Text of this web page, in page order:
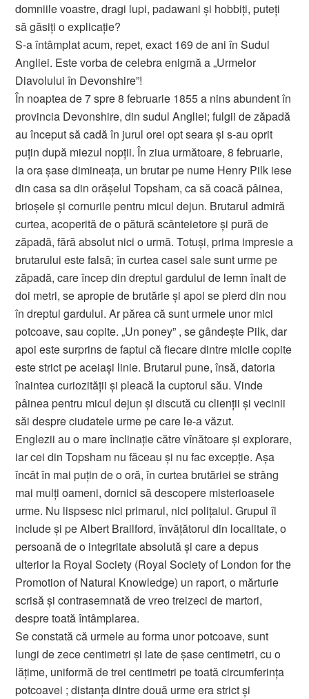
domniile voastre, dragi lupi, padawani şi hobbiţi, puteţi
să găsiţi o explicaţie?
S-a întâmplat acum, repet, exact 169 de ani în Sudul
Angliei. Este vorba de celebra enigmă a „Urmelor
Diavolului în Devonshire”!
În noaptea de 7 spre 8 februarie 1855 a nins abundent în
provincia Devonshire, din sudul Angliei; fulgii de zăpadă
au început să cadă în jurul orei opt seara şi s-au oprit
puţin după miezul nopţii. În ziua următoare, 8 februarie,
la ora şase dimineaţa, un brutar pe nume Henry Pilk iese
din casa sa din orăşelul Topsham, ca să coacă pâinea,
brioşele şi cornurile pentru micul dejun. Brutarul admiră
curtea, acoperită de o pătură scânteietore şi pură de
zăpadă, fără absolut nici o urmă. Totuşi, prima impresie a
brutarului este falsă; în curtea casei sale sunt urme pe
zăpadă, care încep din dreptul gardului de lemn înalt de
doi metri, se apropie de brutărie şi apoi se pierd din nou
în dreptul gardului. Ar părea că sunt urmele unor mici
potcoave, sau copite. „Un poney” , se gândeşte Pilk, dar
apoi este surprins de faptul că fiecare dintre micile copite
este strict pe aceiaşi linie. Brutarul pune, însă, datoria
înaintea curiozităţii şi pleacă la cuptorul său. Vinde
pâinea pentru micul dejun şi discută cu clienţii şi vecinii
săi despre ciudatele urme pe care le-a văzut.
Englezii au o mare înclinaţie către vînătoare şi explorare,
iar cei din Topsham nu făceau și nu fac excepţie. Aşa
încât în mai puțin de o oră, în curtea brutăriei se strâng
mai mulţi oameni, dornici să descopere misterioasele
urme. Nu lispsesc nici primarul, nici poliţaiul. Grupul îl
include şi pe Albert Brailford, învăţătorul din localitate, o
persoană de o integritate absolută şi care a depus
ulterior la Royal Society (Royal Society of London for the
Promotion of Natural Knowledge) un raport, o mărturie
scrisă şi contrasemnată de vreo treizeci de martori,
despre toată întâmplarea.
Se constată că urmele au forma unor potcoave, sunt
lungi de zece centimetri şi late de şase centimetri, cu o
lăţime, uniformă de trei centimetri pe toată circumferinţa
potcoavei ; distanţa dintre două urme era strict şi